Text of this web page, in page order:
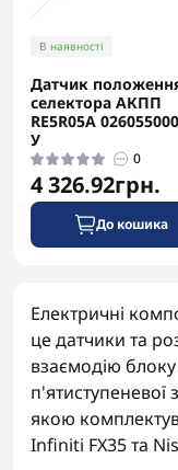
В наявності
Датчик
селектора АКПП
RE5R05A
У
0
4 326.92грн.
До кошика
Електричні
це датчики та
взаємодію
п'ятиступеневої
якою
Infiniti FX35 та